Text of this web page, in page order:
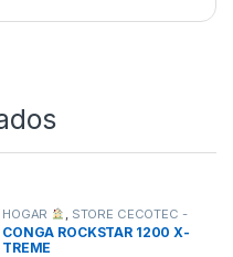
HOGAR
STORE CECOTEC -
DISTRIBUIDOR OFICIAL
CONGA ROCKSTAR 1200 X-
TREME